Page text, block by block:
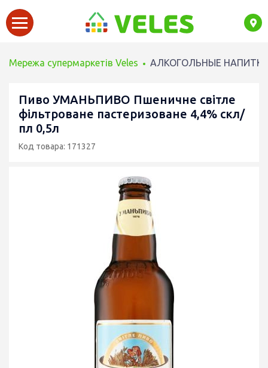
Мережа супермаркетів Veles АЛКОГОЛЬНЫЕ
Пиво УМАНЬПИВО Пшеничне світле
фільтроване пастеризоване 4,4% скл/
пл 0,5л
Код товара: 171327